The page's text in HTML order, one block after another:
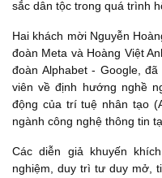
sắc dân tộc trong quá trình
Hai khách mời Nguyễn
đoàn Meta và Hoàng Việt
đoàn Alphabet - Google,
viên về định hướng nghề
động của trí tuệ nhân tạo
ngành công nghệ thông tin
Các diễn giả khuyến
nghiệm, duy trì tư duy mở,